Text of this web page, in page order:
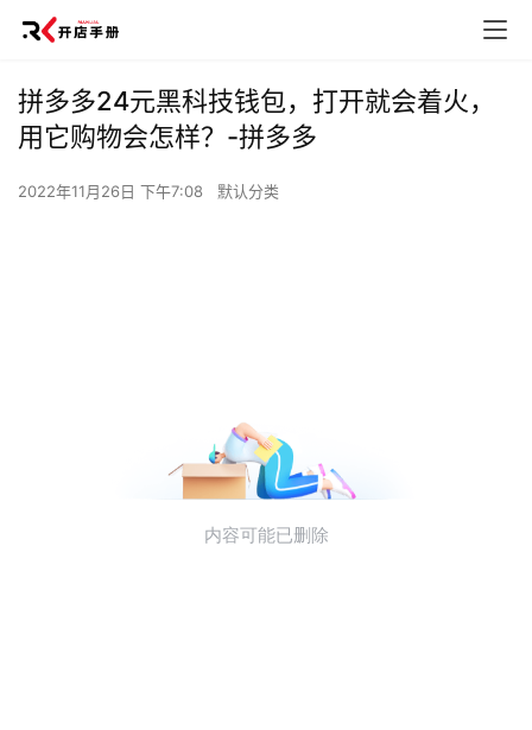
拼多多24元黑科技钱包，打开就会着火，
用它购物会怎样？-拼多多
2022年11月26日 下午7:08 默认分类